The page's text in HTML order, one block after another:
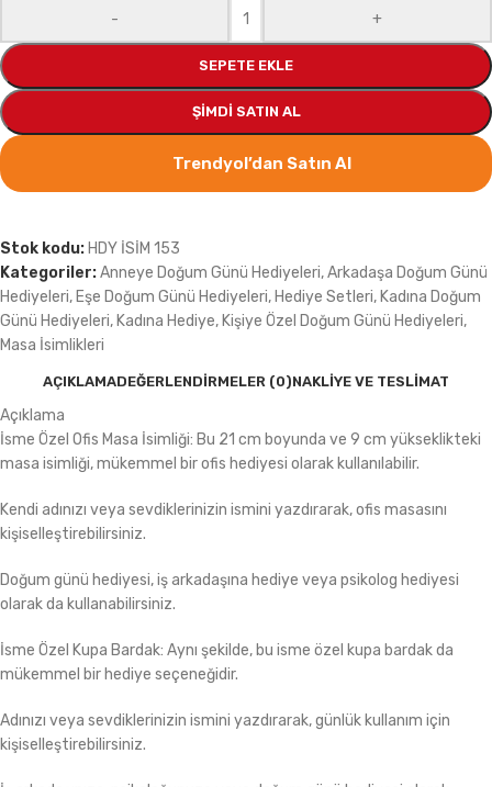
- +
SEPETE EKLE
ŞIMDI SATIN AL
Trendyol’dan Satın Al
Stok kodu: HDY İSİM 153
Kategoriler:Anneye Doğum Günü Hediyeleri,Arkadaşa Doğum Günü
Hediyeleri, Eşe Doğum Günü Hediyeleri, Hediye Setleri, Kadına Doğum
Günü Hediyeleri, Kadına Hediye, Kişiye Özel Doğum Günü Hediyeleri,
Masa İsimlikleri
AÇIKLAMADEĞERLENDIRMELER (0)NAKLIYE VE TESLIMAT
Açıklama
İsme Özel Ofis Masa İsimliği: Bu 21 cm boyunda ve 9 cm yükseklikteki
masa isimliği, mükemmel bir ofis hediyesi olarak kullanılabilir.
Kendi adınızı veya sevdiklerinizin ismini yazdırarak, ofis masasını
kişiselleştirebilirsiniz.
Doğum günü hediyesi, iş arkadaşına hediye veya psikolog hediyesi
olarak da kullanabilirsiniz.
İsme Özel Kupa Bardak: Aynı şekilde, bu isme özel kupa bardak da
mükemmel bir hediye seçeneğidir.
Adınızı veya sevdiklerinizin ismini yazdırarak, günlük kullanım için
kişiselleştirebilirsiniz.